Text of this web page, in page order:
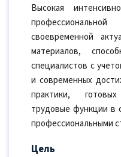
Высокая
своевременной
материалов,
специалистов с
и современных
практики,
трудовые функции в
профессиональными
Цель